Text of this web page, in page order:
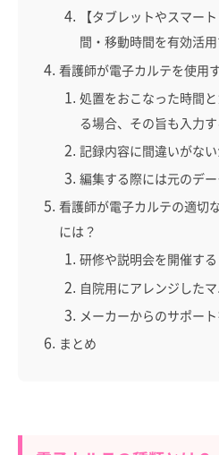
【タブレットやスマー
間・移動時間を有効活
看護師が電子カルテを使用
処置をおこなった時間
る場合、その旨も入力す
記録内容に間違いがな
編集する際には元のデ
看護師が電子カルテの適切
には？
研修や説明会を開催する
自院用にアレンジした
メーカーからのサポー
まとめ